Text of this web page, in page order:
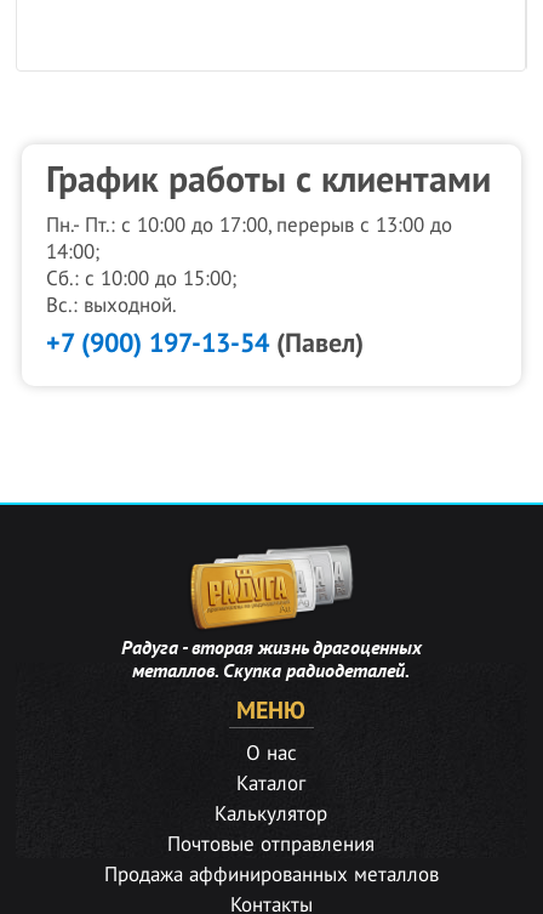
График работы с клиентами
Пн.- Пт.: с 10:00 до 17:00, перерыв с 13:00 до
14:00;
Сб.: с 10:00 до 15:00;
Вс.: выходной.
+7 (900) 197-13-54(Павел)
Радуга - вторая жизнь драгоценных
металлов. Скупка радиодеталей.
МЕНЮ
О нас
Каталог
Калькулятор
Почтовые отправления
Продажа аффинированных металлов
Контакты